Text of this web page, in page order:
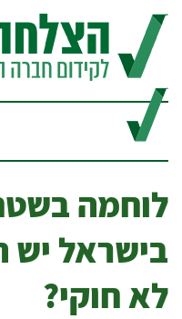
לוחמה
בישראל יש
לא חוקי?